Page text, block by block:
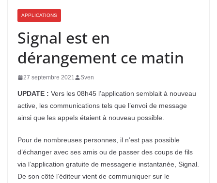
APPLICATIONS
Signal est en
dérangement ce matin
27 septembre 2021 Sven
UPDATE : Vers les 08h45 l’application semblait à nouveau
active, les communications tels que l’envoi de message
ainsi que les appels étaient à nouveau possible.
Pour de nombreuses personnes, il n’est pas possible
d’échanger avec ses amis ou de passer des coups de fils
via l’application gratuite de messagerie instantanée, Signal.
De son côté l’éditeur vient de communiquer sur le